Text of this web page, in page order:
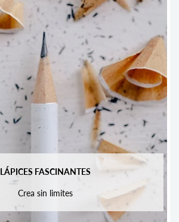
LÁPICES FASCINANTES
Crea sin limites